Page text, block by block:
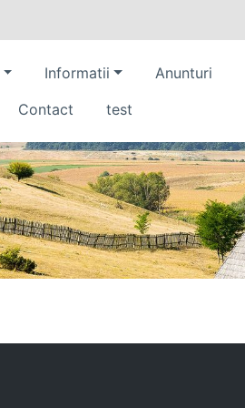
Informatii Anunturi
Contact test